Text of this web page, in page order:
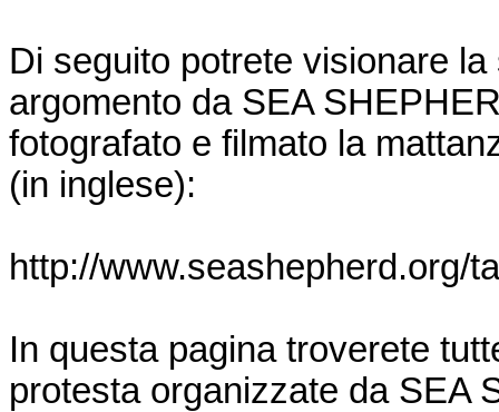
Di seguito potrete visionare
argomento da SEA
fotografato e filmato la
(in inglese):
http://www.seashepherd.org/
In questa pagina troverete
protesta organizzate da SEA